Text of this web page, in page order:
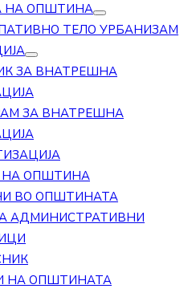
НА ОПШТИНА
ТЕЛО УРБАНИЗАМ
ЗА ВНАТРЕШНА
ЗА ВНАТРЕШНА
НА ОПШТИНА
ВО ОПШТИНАТА
АДМИНИСТРАТИВНИ
НА ОПШТИНАТА